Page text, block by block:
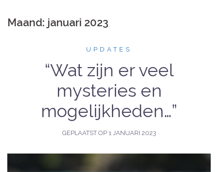
Maand: januari 2023
UPDATES
“Wat zijn er veel
mysteries en
mogelijkheden…”
GEPLAATST OP 1 JANUARI 2023